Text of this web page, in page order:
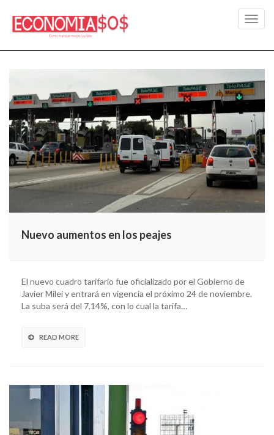
Nuevo aumentos en los peajes
El nuevo cuadro tarifario fue oficializado por el Gobierno de
Javier Milei y entrará en vigencia el próximo 24 de noviembre.
La suba será del 7,14%, con lo cual la tarifa…
READ MORE